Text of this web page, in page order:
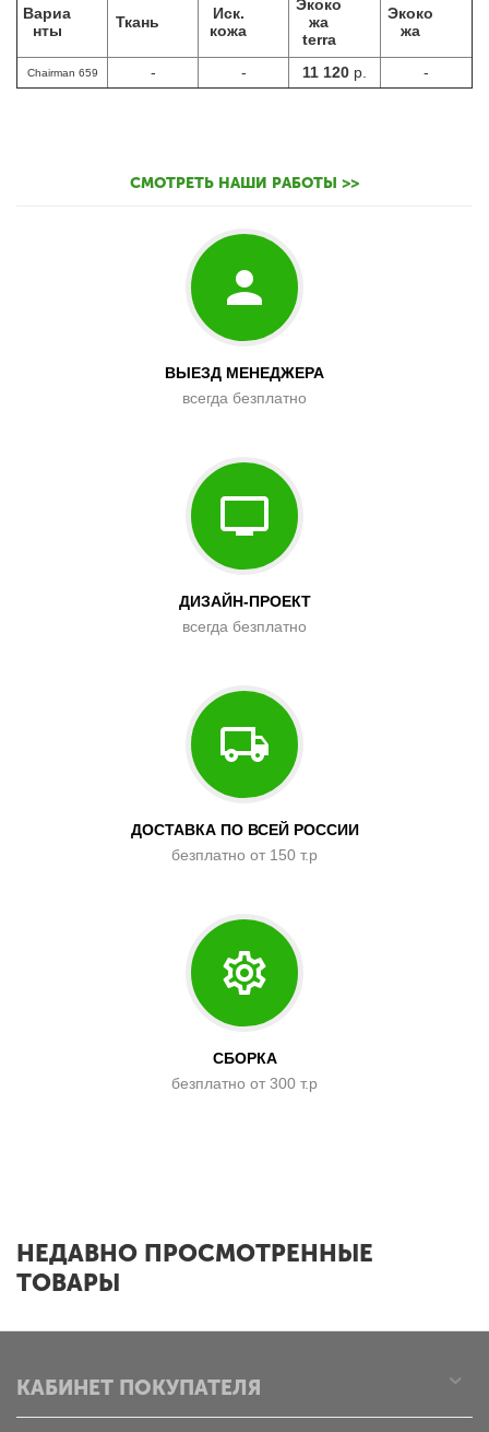
Вариа
нты
Ткань
Иск.
кожа
Экоко
жа
terra
Экоко
жа
Chairman 659 - - 11 120 р. -
СМОТРЕТЬ НАШИ РАБОТЫ >>
ВЫЕЗД МЕНЕДЖЕРА
всегда безплатно
ДИЗАЙН-ПРОЕКТ
всегда безплатно
ДОСТАВКА ПО ВСЕЙ РОССИИ
безплатно от 150 т.р
СБОРКА
безплатно от 300 т.р
НЕДАВНО ПРОСМОТРЕННЫЕ
ТОВАРЫ
КАБИНЕТ ПОКУПАТЕЛЯ